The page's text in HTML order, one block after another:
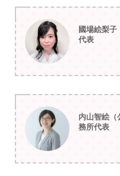
國場絵梨
代表
内山智絵（
務所代表